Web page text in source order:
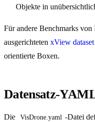
Objekte in
Für andere Benchmarks
ausgerichteten xView dataset
orientierte Boxen.
Datensatz-
Die VisDrone.yaml -Datei